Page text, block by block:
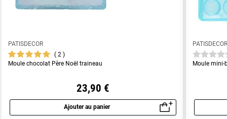
PATISDECOR
2
Moule chocolat Père Noël traineau
23,90 €
Ajouter au panier
Aperçu rapide
Moule